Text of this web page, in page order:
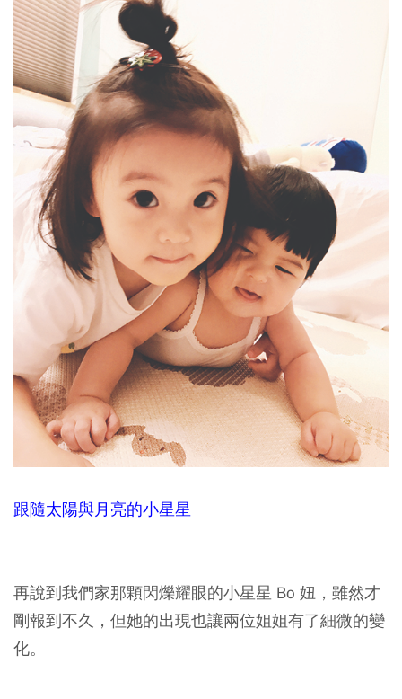
跟隨太陽與月亮的小星星
再說到我們家那顆閃爍耀眼的小星星 Bo 妞，雖然才
剛報到不久，但她的出現也讓兩位姐姐有了細微的變
化。